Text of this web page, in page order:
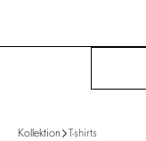
Kollektion T-shirts